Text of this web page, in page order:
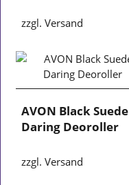
zzgl. Versand
AVON Black Suede
Daring Deoroller
zzgl. Versand